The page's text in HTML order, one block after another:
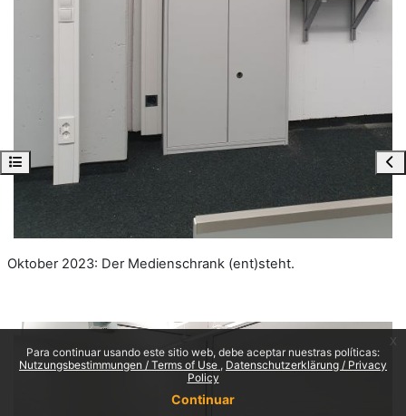
Para continuar usando este sitio web, debe aceptar nuestras políticas:
Nutzungsbestimmungen / Terms of Use
Datenschutzerklärung / Privacy
Policy
Continuar
x
Open course index
Oktober 2023: Der Medienschrank (ent)steht.